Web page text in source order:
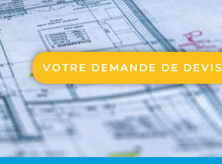
VOTRE DEMANDE DE DEVIS